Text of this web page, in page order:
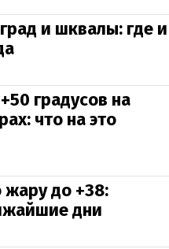
и шквалы: где и
градусов на
что на это
жару до +38:
дни